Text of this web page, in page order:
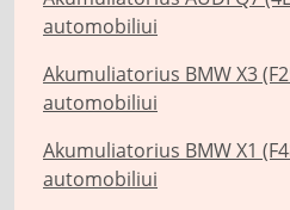
automobiliui
Akumuliatorius BMW X3
automobiliui
Akumuliatorius BMW X1
automobiliui